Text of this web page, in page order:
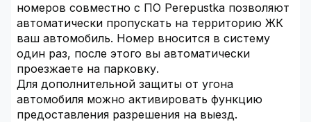
номеров совместно с ПО Perepustka позволяют
автоматически пропускать на территорию ЖК
ваш автомобиль. Номер вносится в систему
один раз, после этого вы автоматически
проезжаете на парковку.
Для дополнительной защиты от угона
автомобиля можно активировать функцию
предоставления разрешения на выезд.